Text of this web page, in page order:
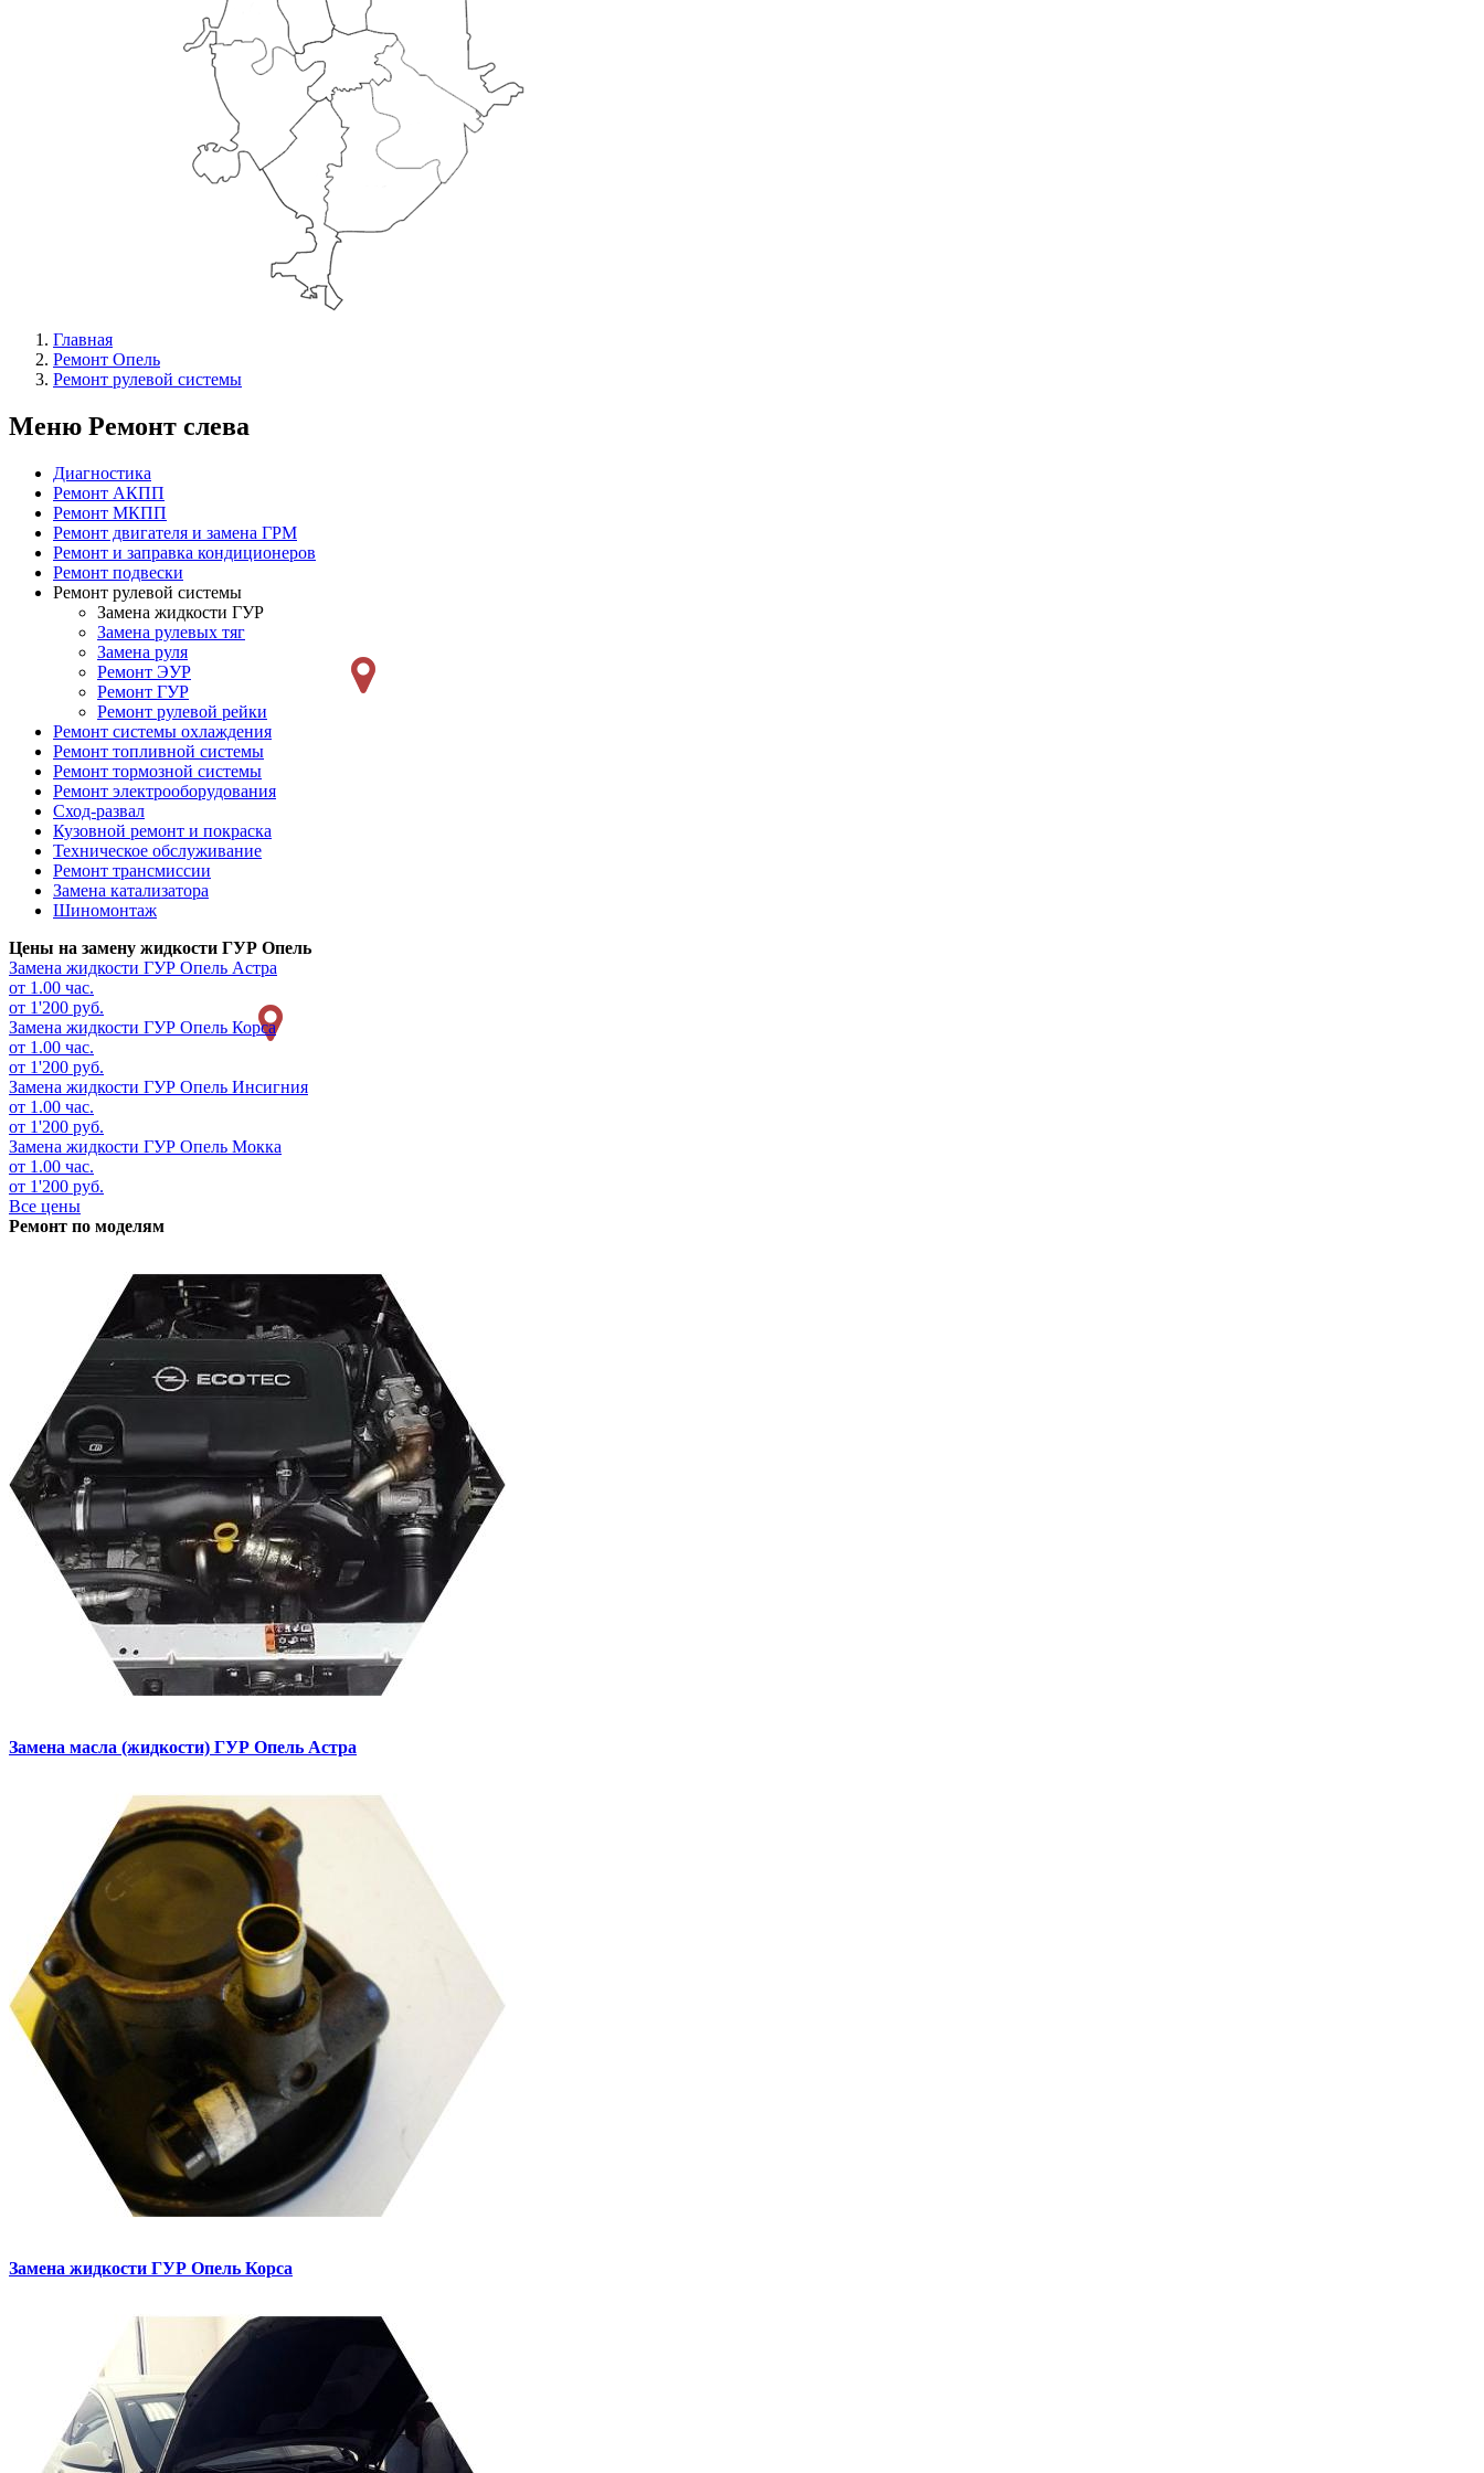
Главная
Ремонт Опель
Ремонт рулевой системы
Меню Ремонт слева
Диагностика
Ремонт АКПП
Ремонт МКПП
Ремонт двигателя и замена ГРМ
Ремонт и заправка кондиционеров
Ремонт подвески
Ремонт рулевой системы
Замена жидкости ГУР
Замена рулевых тяг
Замена руля
Ремонт ЭУР
Ремонт ГУР
Ремонт рулевой рейки
Ремонт системы охлаждения
Ремонт топливной системы
Ремонт тормозной системы
Ремонт электрооборудования
Сход-развал
Кузовной ремонт и покраска
Техническое обслуживание
Ремонт трансмиссии
Замена катализатора
Шиномонтаж
Цены на замену жидкости ГУР Опель
Замена жидкости ГУР Опель Астра
от 1.00 час.
от 1'200 руб.
Замена жидкости ГУР Опель Корса
от 1.00 час.
от 1'200 руб.
Замена жидкости ГУР Опель Инсигния
от 1.00 час.
от 1'200 руб.
Замена жидкости ГУР Опель Мокка
от 1.00 час.
от 1'200 руб.
Все цены
Ремонт по моделям
Замена масла (жидкости) ГУР Опель Астра
Замена жидкости ГУР Опель Корса